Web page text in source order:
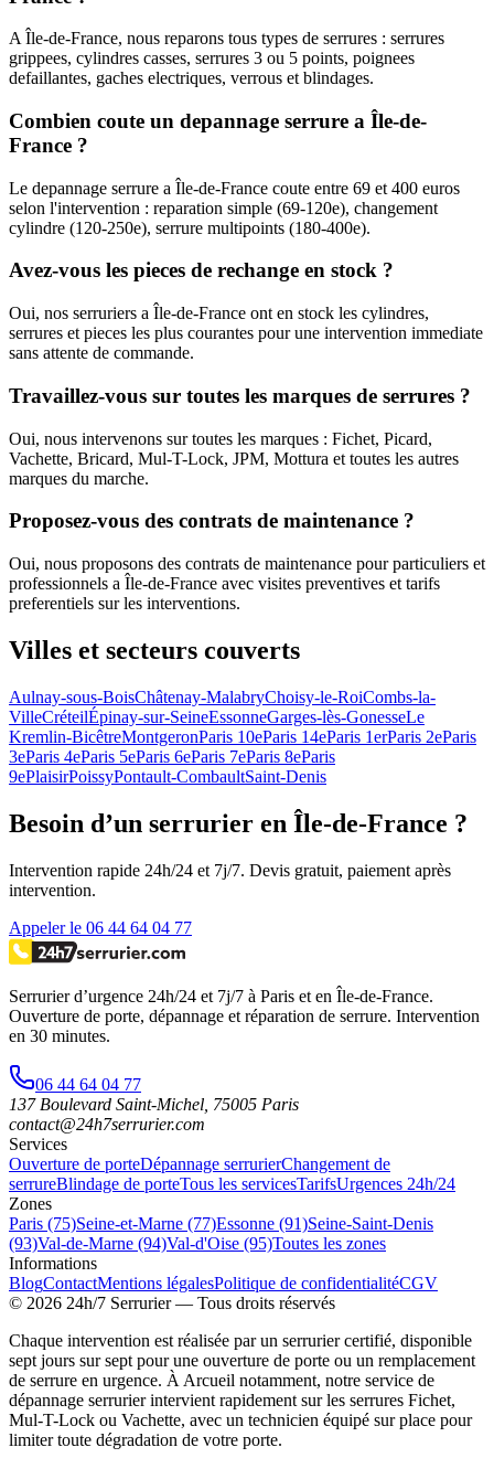
A Île-de-France, nous reparons tous types de serrures : serrures
grippees, cylindres casses, serrures 3 ou 5 points, poignees
defaillantes, gaches electriques, verrous et blindages.
Combien coute un depannage serrure a Île-de-
France ?
Le depannage serrure a Île-de-France coute entre 69 et 400 euros
selon l'intervention : reparation simple (69-120e), changement
cylindre (120-250e), serrure multipoints (180-400e).
Avez-vous les pieces de rechange en stock ?
Oui, nos serruriers a Île-de-France ont en stock les cylindres,
serrures et pieces les plus courantes pour une intervention immediate
sans attente de commande.
Travaillez-vous sur toutes les marques de serrures ?
Oui, nous intervenons sur toutes les marques : Fichet, Picard,
Vachette, Bricard, Mul-T-Lock, JPM, Mottura et toutes les autres
marques du marche.
Proposez-vous des contrats de maintenance ?
Oui, nous proposons des contrats de maintenance pour particuliers et
professionnels a Île-de-France avec visites preventives et tarifs
preferentiels sur les interventions.
Villes et secteurs couverts
Aulnay-sous-BoisChâtenay-MalabryChoisy-le-RoiCombs-la-
VilleCréteilÉpinay-sur-SeineEssonneGarges-lès-GonesseLe
Kremlin-BicêtreMontgeronParis 10eParis 14eParis 1erParis 2eParis
3eParis 4eParis 5eParis 6eParis 7eParis 8eParis
9ePlaisirPoissyPontault-CombaultSaint-Denis
Besoin d’un serrurier en Île-de-France ?
Intervention rapide 24h/24 et 7j/7. Devis gratuit, paiement après
intervention.
Appeler le 06 44 64 04 77
Serrurier d’urgence 24h/24 et 7j/7 à Paris et en Île-de-France.
Ouverture de porte, dépannage et réparation de serrure. Intervention
en 30 minutes.
06 44 64 04 77
137 Boulevard Saint-Michel 75005 Paris
contact@24h7serrurier.com
Services
Ouverture de porteDépannage serrurierChangement de
serrureBlindage de porteTous les servicesTarifsUrgences 24h/24
Zones
Paris (75)Seine-et-Marne (77)Essonne (91)Seine-Saint-Denis
(93)Val-de-Marne (94)Val-d'Oise (95)Toutes les zones
Informations
BlogContactMentions légalesPolitique de confidentialitéCGV
© 2026 24h/7 Serrurier— Tous droits réservés
Chaque intervention est réalisée par un serrurier certifié, disponible
sept jours sur sept pour une ouverture de porte ou un remplacement
de serrure en urgence. À Arcueil notamment, notre service de
dépannage serrurier intervient rapidement sur les serrures Fichet,
Mul-T-Lock ou Vachette, avec un technicien équipé sur place pour
limiter toute dégradation de votre porte.